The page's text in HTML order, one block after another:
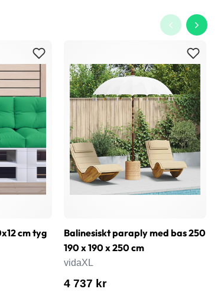
cm tyg
Balinesiskt paraply med bas 250
190 x 190 x 250 cm
vidaXL
4 737 kr